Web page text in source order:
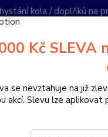
kola / doplňků na
Kč SLEVA
se nevztahuje na již
akcí. Slevu lze aplikovat